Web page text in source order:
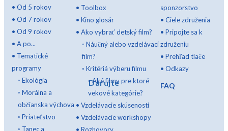
Darujte
• Od 5 rokov
• Od 7 rokov
• Od 9 rokov
• A po...
• Tematické
programy
◦ Ekológia
◦ Morálna a
občianska výchova
◦ Priateľstvo
◦ Tanec a
• Toolbox
• Kino glosár
• Ako vybrať detský film?
◦ Náučný alebo vzdelávací
film?
◦ Kritériá výberu filmu
◦Aké filmy pre ktoré
vekové kategórie?
• Vzdelávacie skúsenosti
• Vzdelávacie workshopy
sponzorstvo
•Ciele združenia
•Pripojte sa k
združeniu
•Prehľad tlače
•Odkazy
FAQ